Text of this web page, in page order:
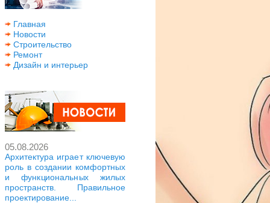
Главная
Новости
Строительство
Ремонт
Дизайн и интерьер
05.08.2026
Архитектура играет ключевую
роль в создании комфортных
и функциональных жилых
пространств. Правильное
проектирование...